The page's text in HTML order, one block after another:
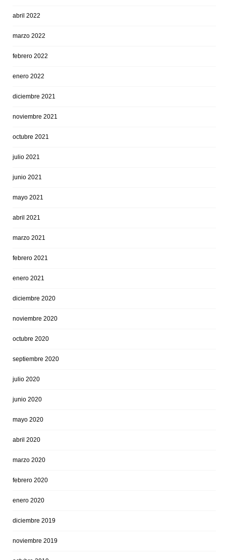
abril 2022
marzo 2022
febrero 2022
enero 2022
diciembre 2021
noviembre 2021
octubre 2021
julio 2021
junio 2021
mayo 2021
abril 2021
marzo 2021
febrero 2021
enero 2021
diciembre 2020
noviembre 2020
octubre 2020
septiembre 2020
julio 2020
junio 2020
mayo 2020
abril 2020
marzo 2020
febrero 2020
enero 2020
diciembre 2019
noviembre 2019